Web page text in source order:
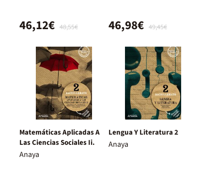
48,55€
46,12€ 49,45€
46,98€
Matemáticas Aplicadas A
Las Ciencias Sociales Ii.
Anaya
Lengua Y Literatura 2
Anaya